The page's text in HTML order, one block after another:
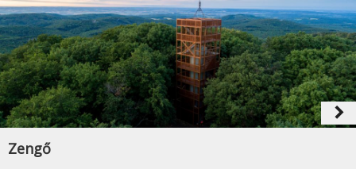
navigate_next
Zengő